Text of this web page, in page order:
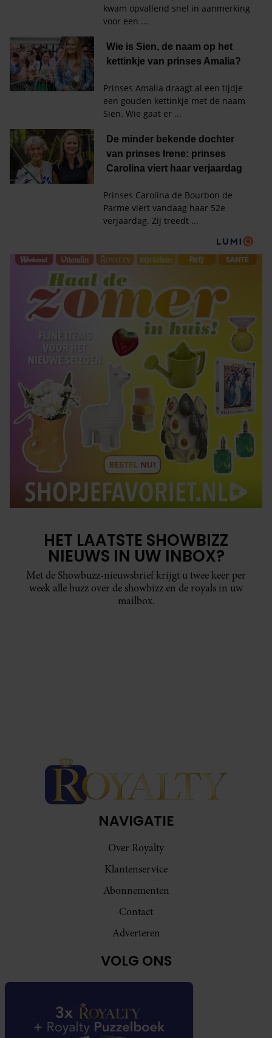
HET LAATSTE SHOWBIZZ
NIEUWS IN UW INBOX?
Met de Showbuzz-nieuwsbrief krijgt u twee keer per
week alle buzz over de showbizz en de royals in uw
mailbox.
NAVIGATIE
Over Royalty
Klantenservice
Abonnementen
Contact
Adverteren
VOLG ONS